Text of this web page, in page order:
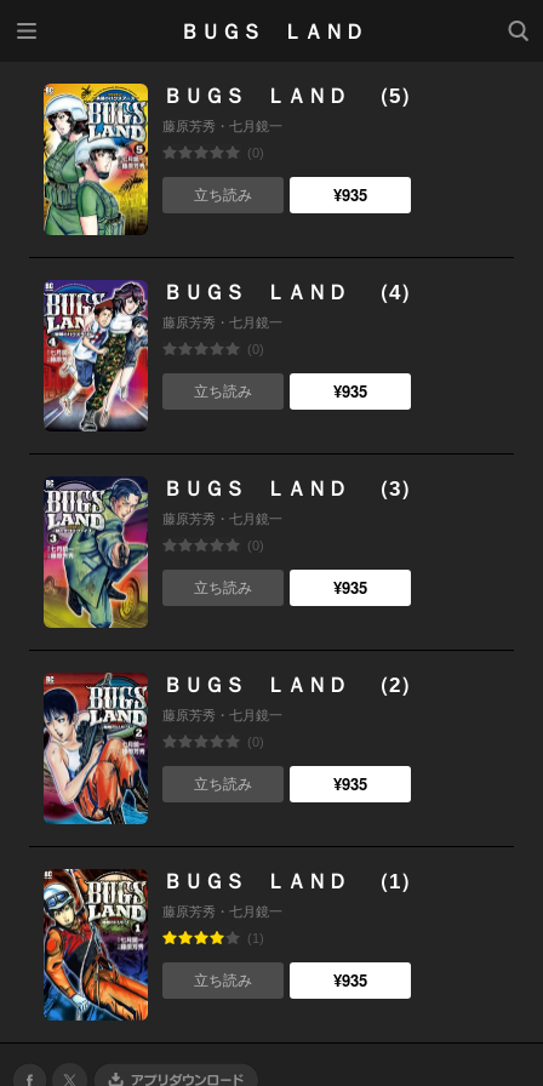
ＢＵＧＳ ＬＡＮＤ
検索
ＢＵＧＳ ＬＡＮＤ （5）
藤原芳秀・七月鏡一
(0)
立ち読み ¥935
ＢＵＧＳ ＬＡＮＤ （4）
藤原芳秀・七月鏡一
(0)
立ち読み ¥935
ＢＵＧＳ ＬＡＮＤ （3）
藤原芳秀・七月鏡一
(0)
立ち読み ¥935
ＢＵＧＳ ＬＡＮＤ （2）
藤原芳秀・七月鏡一
(0)
立ち読み ¥935
ＢＵＧＳ ＬＡＮＤ （1）
藤原芳秀・七月鏡一
(1)
立ち読み ¥935